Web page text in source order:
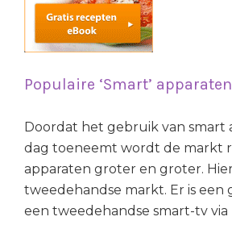
Populaire ‘Smart’ apparaten
Doordat het gebruik van smart
dag toeneemt wordt de markt
apparaten groter en groter.
tweedehandse markt. Er is een
een tweedehandse smart-tv